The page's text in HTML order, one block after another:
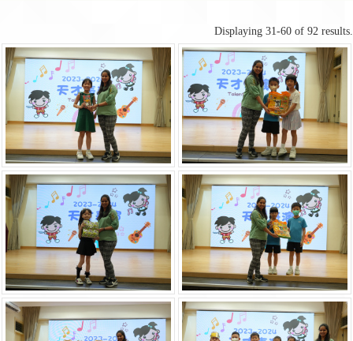
Displaying 31-60 of 92 results.